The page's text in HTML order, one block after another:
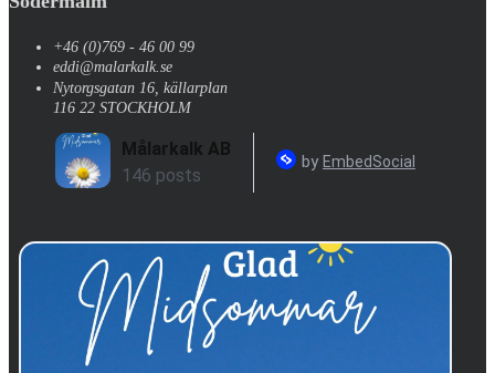
+46 (0)769 - 46 00 99
eddi@malarkalk.se
Nytorgsgatan 16, källarplan
116 22 STOCKHOLM